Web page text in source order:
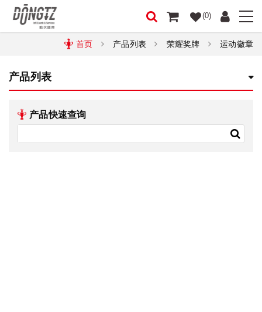
(0)
首页 产品列表 荣耀奖牌 运动徽章
产品列表
产品快速查询